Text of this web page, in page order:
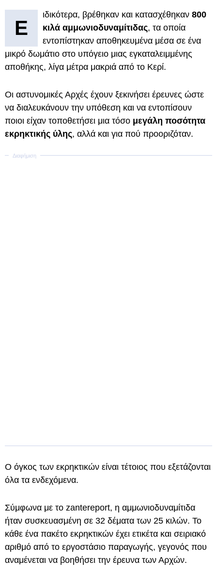
Ε
ιδικότερα, βρέθηκαν και κατασχέθηκαν 800
κιλά αμμωνιοδυναμίτιδας, τα οποία
εντοπίστηκαν αποθηκευμένα μέσα σε ένα
μικρό δωμάτιο στο υπόγειο μιας εγκαταλειμμένης
αποθήκης, λίγα μέτρα μακριά από το Κερί.
Οι αστυνομικές Αρχές έχουν ξεκινήσει έρευνες ώστε
να διαλευκάνουν την υπόθεση και να εντοπίσουν
ποιοι είχαν τοποθετήσει μια τόσο μεγάλη ποσότητα
εκρηκτικής ύλης, αλλά και για πού προοριζόταν.
Ο όγκος των εκρηκτικών είναι τέτοιος που εξετάζονται
όλα τα ενδεχόμενα.
Σύμφωνα με το zantereport, η αμμωνιοδυναμίτιδα
ήταν συσκευασμένη σε 32 δέματα των 25 κιλών. Το
κάθε ένα πακέτο εκρηκτικών έχει ετικέτα και σειριακό
αριθμό από το εργοστάσιο παραγωγής, γεγονός που
αναμένεται να βοηθήσει την έρευνα των Αρχών.